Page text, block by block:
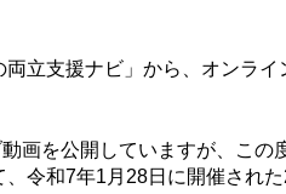
立支援ナビ」から、オンライ
画を公開していますが、この
令和7年1月28日に開催され